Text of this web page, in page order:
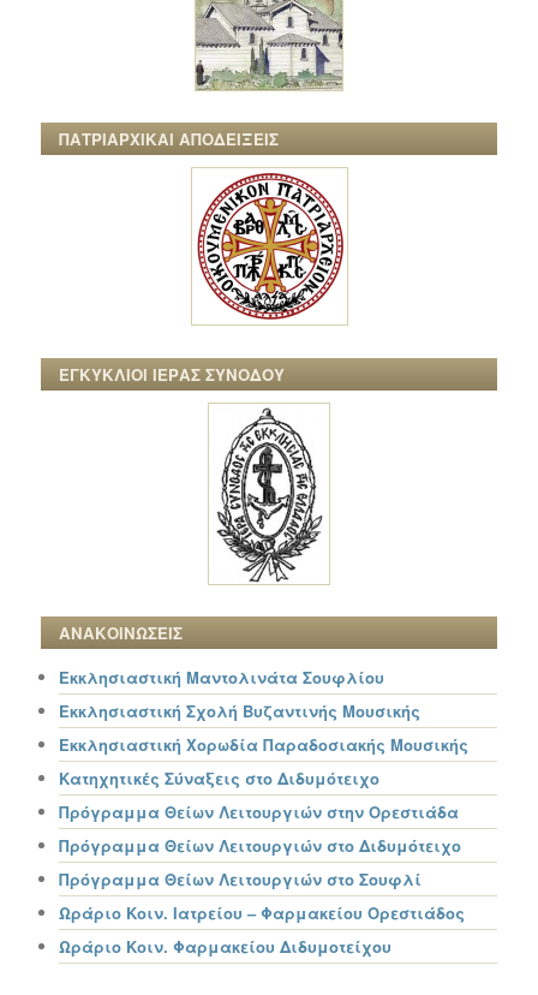
ΠΑΤΡΙΑΡΧΙΚΑΙ ΑΠΟΔΕΙΞΕΙΣ
ΕΓΚΥΚΛΙΟΙ ΙΕΡΑΣ ΣΥΝΟΔΟΥ
ΑΝΑΚΟΙΝΩΣΕΙΣ
Εκκλησιαστική Μαντολινάτα Σουφλίου
Εκκλησιαστική Σχολή Βυζαντινής Μουσικής
Εκκλησιαστική Χορωδία Παραδοσιακής Μουσικής
Κατηχητικές Σύναξεις στο Διδυμότειχο
Πρόγραμμα Θείων Λειτουργιών στην Ορεστιάδα
Πρόγραμμα Θείων Λειτουργιών στο Διδυμότειχο
Πρόγραμμα Θείων Λειτουργιών στο Σουφλί
Ωράριο Κοιν. Ιατρείου – Φαρμακείου Ορεστιάδος
Ωράριο Κοιν. Φαρμακείου Διδυμοτείχου